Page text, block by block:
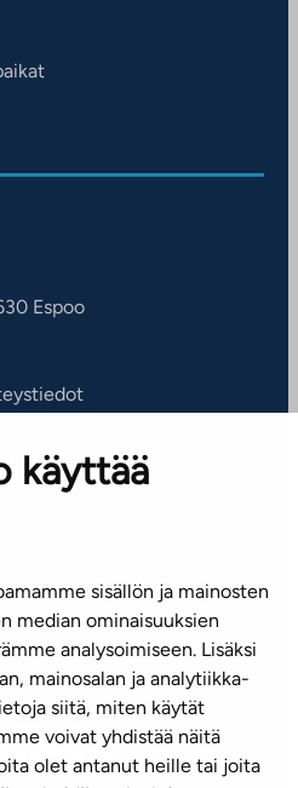
käyttää
sisällön ja mainosten
median ominaisuuksien
analysoimiseen. Lisäksi
mainosalan ja analytiikka-
siitä, miten käytät
voivat yhdistää näitä
olet antanut heille tai joita
Espoo
Mediapankki